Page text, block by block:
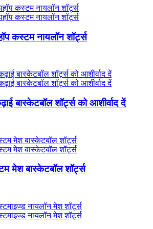
कस्टम नायलॉन शॉर्ट्स
बास्केटबॉल शॉर्ट्स को आशीर्वाद दें
मेश बास्केटबॉल शॉर्ट्स